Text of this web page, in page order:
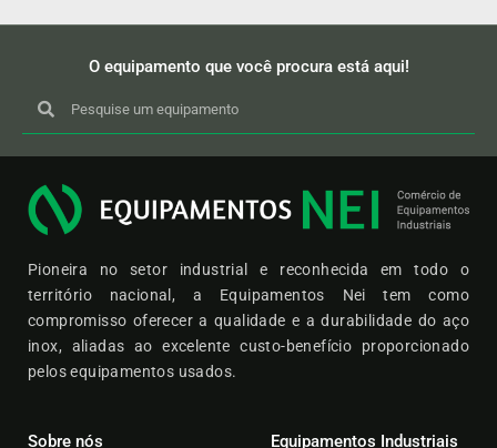
O equipamento que você procura está aqui!
Pioneira no setor industrial e reconhecida em todo o
território nacional, a Equipamentos Nei tem como
compromisso oferecer a qualidade e a durabilidade do aço
inox, aliadas ao excelente custo-benefício proporcionado
pelos equipamentos usados.
Sobre nós Equipamentos Industriais